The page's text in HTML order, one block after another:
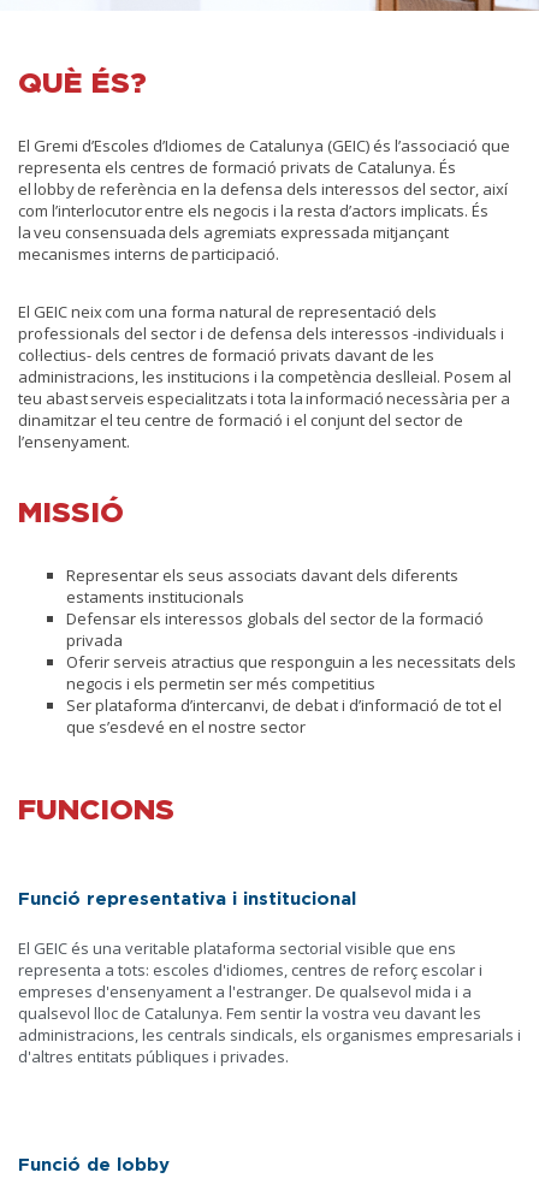
QUÈ ÉS?
El Gremi d’Escoles d’Idiomes de Catalunya (GEIC) és l’associació que
representa els centres de formació privats de Catalunya. És
el lobby de referència en la defensa dels interessos del sector, així
com l’interlocutor entre els negocis i la resta d’actors implicats. És
la veu consensuada dels agremiats expressada mitjançant
mecanismes interns de participació.
El GEIC neix com una forma natural de representació dels
professionals del sector i de defensa dels interessos -individuals i
col·lectius- dels centres de formació privats davant de les
administracions, les institucions i la competència deslleial. Posem al
teu abast serveis especialitzats i tota la informació necessària per a
dinamitzar el teu centre de formació i el conjunt del sector de
l’ensenyament.
MISSIÓ
Representar els seus associats davant dels diferents
estaments institucionals
Defensar els interessos globals del sector de la formació
privada
Oferir serveis atractius que responguin a les necessitats dels
negocis i els permetin ser més competitius
Ser plataforma d’intercanvi, de debat i d’informació de tot el
que s’esdevé en el nostre sector
FUNCIONS
Funció representativa i institucional
El GEIC és una veritable plataforma sectorial visible que ens
representa a tots: escoles d'idiomes, centres de reforç escolar i
empreses d'ensenyament a l'estranger. De qualsevol mida i a
qualsevol lloc de Catalunya. Fem sentir la vostra veu davant les
administracions, les centrals sindicals, els organismes empresarials i
d'altres entitats públiques i privades.
Funció de lobby